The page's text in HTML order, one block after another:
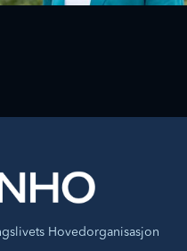
Hovedorganisasjon